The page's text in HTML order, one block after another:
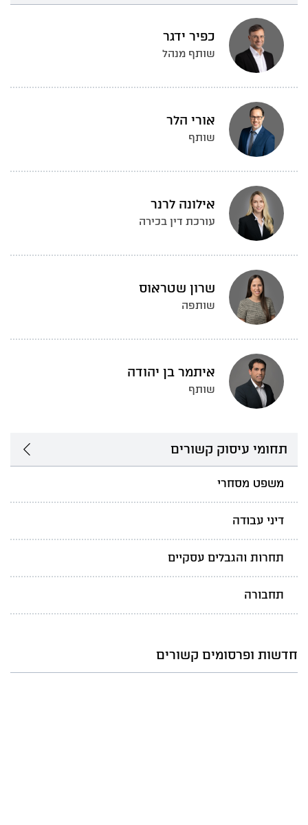
כפיר ידגר
שותף מנהל
אורי הלר
שותף
אילונה לרנר
עורכת דין בכירה
שרון שטראוס
שותפה
איתמר בן יהודה
שותף
תחומי עיסוק קשורים
משפט מסחרי
דיני עבודה
תחרות והגבלים עסקיים
תחבורה
חדשות ופרסומים קשורים